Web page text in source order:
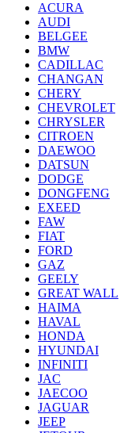
ACURA
AUDI
BELGEE
BMW
CADILLAC
CHANGAN
CHERY
CHEVROLET
CHRYSLER
CITROEN
DAEWOO
DATSUN
DODGE
DONGFENG
EXEED
FAW
FIAT
FORD
GAZ
GEELY
GREAT WALL
HAIMA
HAVAL
HONDA
HYUNDAI
INFINITI
JAC
JAECOO
JAGUAR
JEEP